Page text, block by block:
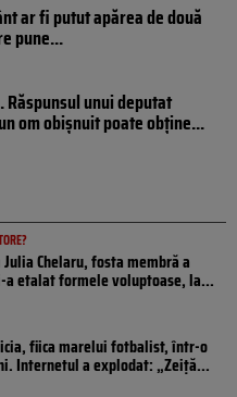
ar fi putut apărea de două
pune...
Răspunsul unui deputat
om obișnuit poate obține...
Chelaru, fosta membră a
a etalat formele voluptoase, la...
fiica marelui fotbalist, într-o
Internetul a explodat: „Zeiță...